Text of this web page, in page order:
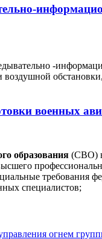
-
военных
образования (СВО)
требования
специалистов;
огнем